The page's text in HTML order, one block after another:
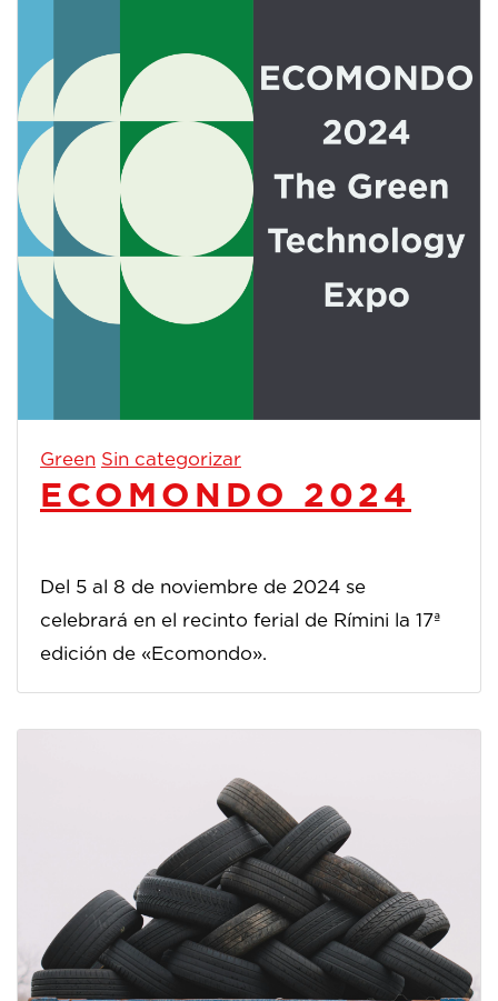
Green Sin categorizar
ECOMONDO 2024
Del 5 al 8 de noviembre de 2024 se
celebrará en el recinto ferial de Rímini la 17ª
edición de «Ecomondo».